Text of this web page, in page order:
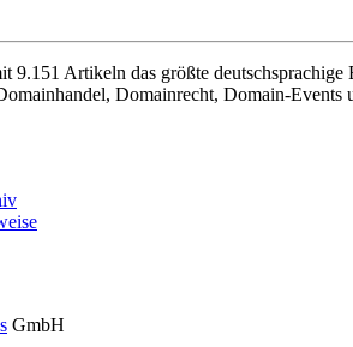
9.151 Artikeln das größte
Domainrecht, Domain-Events
GmbH